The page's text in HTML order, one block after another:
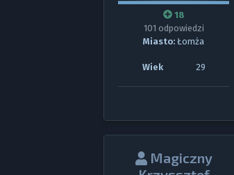
18
101 odpowiedzi
Miasto: Łomża
Wiek 29
Magiczny